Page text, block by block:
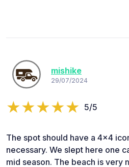
mishike
29/07/2024
5/5
The spot should have a 4x4
necessary. We slept here one
mid season. The beach is very